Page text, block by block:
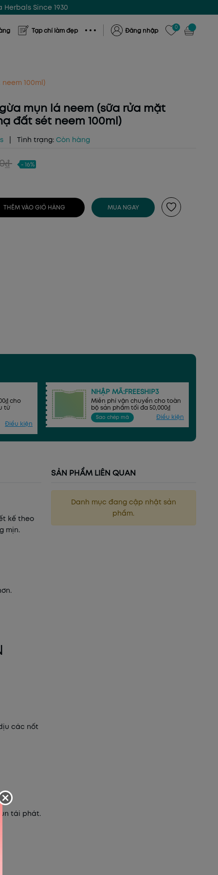
Since 1930
Tạp chí làm đẹp Đăng nhập 0
100ml)
mụn lá neem (sữa rửa mặt
đất sét neem 100ml)
Tình trạng: Còn hàng
- 16%
THÊM VÀO GIỎ HÀNG MUA NGAY
cho
từ
Điều kiện
NHẬP MÃ:FREESHIP3
Miễn phí vận chuyển cho toàn
bộ sản phẩm tối đa 50,000₫
Sao chép mã Điều kiện
kế theo
mịn.
các nốt
tái phát.
SẢN PHẨM LIÊN QUAN
Danh mục đang cập nhật sản
phẩm.